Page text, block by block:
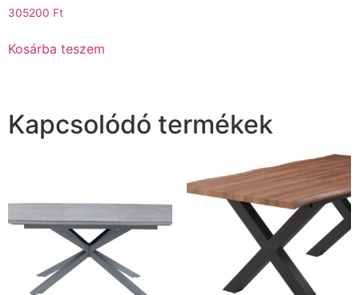
305200 Ft
Kosárba teszem
Kapcsolódó termékek